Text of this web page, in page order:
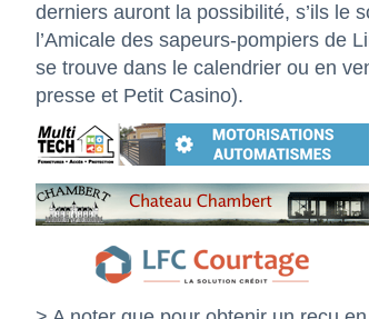
derniers auront la possibilité, s’ils le
l’Amicale des sapeurs-pompiers de
se trouve dans le calendrier ou en
presse et Petit Casino).